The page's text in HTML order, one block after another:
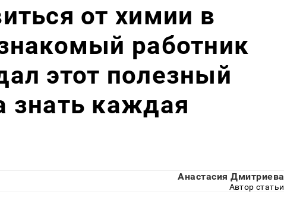
от химии в
работник
этот полезный
знать каждая
Анастасия Дмитриева
Автор статьи